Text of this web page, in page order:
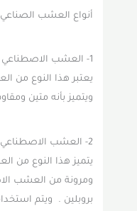
أنواع العشب
1- العشب الاصطناعي
يعتبر هذا النوع من
ويتميز بأنه متين
2- العشب الاصطناعي
يتميز هذا النوع من
ومرونة من العشب
بروبلين . ويتم